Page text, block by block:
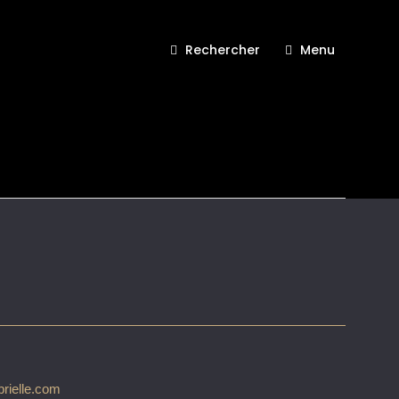
Rechercher Menu